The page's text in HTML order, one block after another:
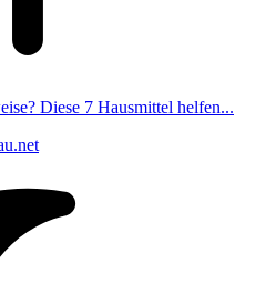
Diese 7 Hausmittel helfen...